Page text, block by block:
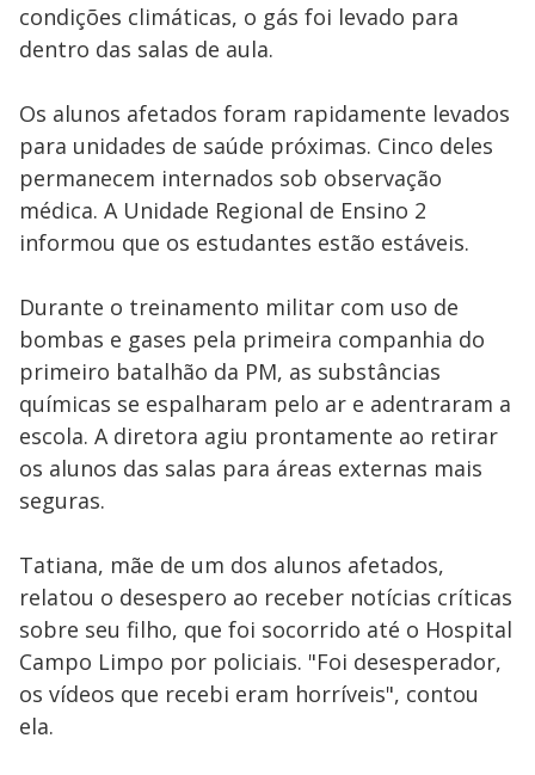
condições climáticas, o gás foi levado para
dentro das salas de aula.
Os alunos afetados foram rapidamente levados
para unidades de saúde próximas. Cinco deles
permanecem internados sob observação
médica. A Unidade Regional de Ensino 2
informou que os estudantes estão estáveis.
Durante o treinamento militar com uso de
bombas e gases pela primeira companhia do
primeiro batalhão da PM, as substâncias
químicas se espalharam pelo ar e adentraram a
escola. A diretora agiu prontamente ao retirar
os alunos das salas para áreas externas mais
seguras.
Tatiana, mãe de um dos alunos afetados,
relatou o desespero ao receber notícias críticas
sobre seu filho, que foi socorrido até o Hospital
Campo Limpo por policiais. "Foi desesperador,
os vídeos que recebi eram horríveis", contou
ela.